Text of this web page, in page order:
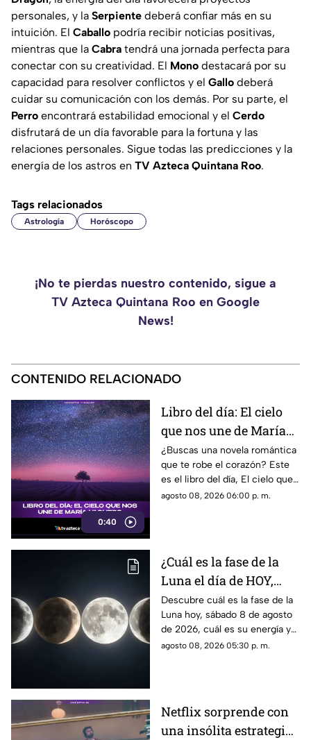
personales, y la Serpiente deberá confiar más en su
intuición. El Caballo podría recibir noticias positivas,
mientras que la Cabra tendrá una jornada perfecta para
conectar con su creatividad. El Mono destacará por su
capacidad para resolver conflictos y el Gallo deberá
cuidar su comunicación con los demás. Por su parte, el
Perro encontrará estabilidad emocional y el Cerdo
disfrutará de un día favorable para la fortuna y las
relaciones personales. Sigue todas las predicciones y la
energía de los astros en TV Azteca Quintana Roo.
Tags relacionados
Astrología Horóscopo
¡No te pierdas nuestro contenido, sigue a
TV Azteca Quintana Roo en Google
News!
CONTENIDO RELACIONADO
0:40
Libro del día: El cielo
que nos une de María
Vaquero
¿Buscas una novela romántica
que te robe el corazón? Este
es el libro del día, El cielo que
nos une, de María Vaquero.
agosto 08, 2026 06:00 p. m.
¿Cuál es la fase de la
Luna el día de HOY,
sábado 8 de agosto de
2026? Así se verá el
astro durante la noche
Descubre cuál es la fase de la
Luna hoy, sábado 8 de agosto
de 2026, cuál es su energía y
cómo nos podría afectar.
agosto 08, 2026 05:30 p. m.
Netflix sorprende con
una insólita estrategia